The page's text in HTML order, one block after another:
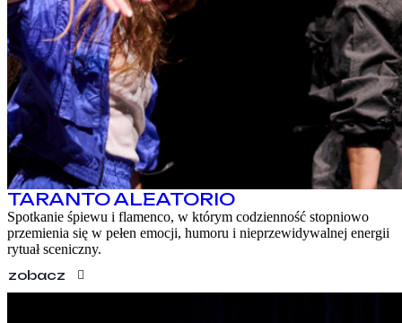
TARANTO ALEATORIO
Spotkanie śpiewu i flamenco, w którym codzienność stopniowo
przemienia się w pełen emocji, humoru i nieprzewidywalnej energii
rytuał sceniczny.
zobacz